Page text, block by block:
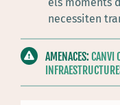
necessiten
AMENACES: CANVI